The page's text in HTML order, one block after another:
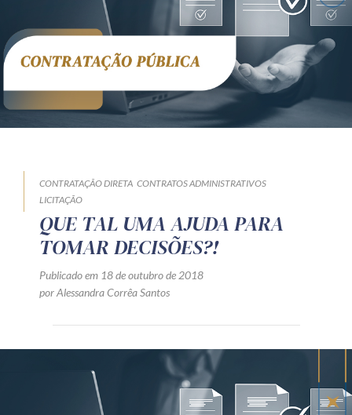
Receba por RSS
Av. Sete de Setembro, 4698
Batel
Curitiba/PR CEP 80240-000
CONTRATAÇÃO DIRETA CONTRATOS ADMINISTRATIVOS
LICITAÇÃO
QUE TAL UMA AJUDA PARA
TOMAR DECISÕES?!
Publicado em 18 de outubro de 2018
por Alessandra Corrêa Santos